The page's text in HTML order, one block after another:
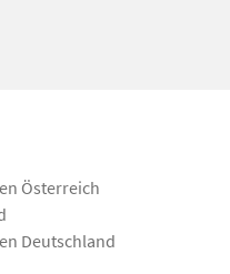
Österreich
Deutschland